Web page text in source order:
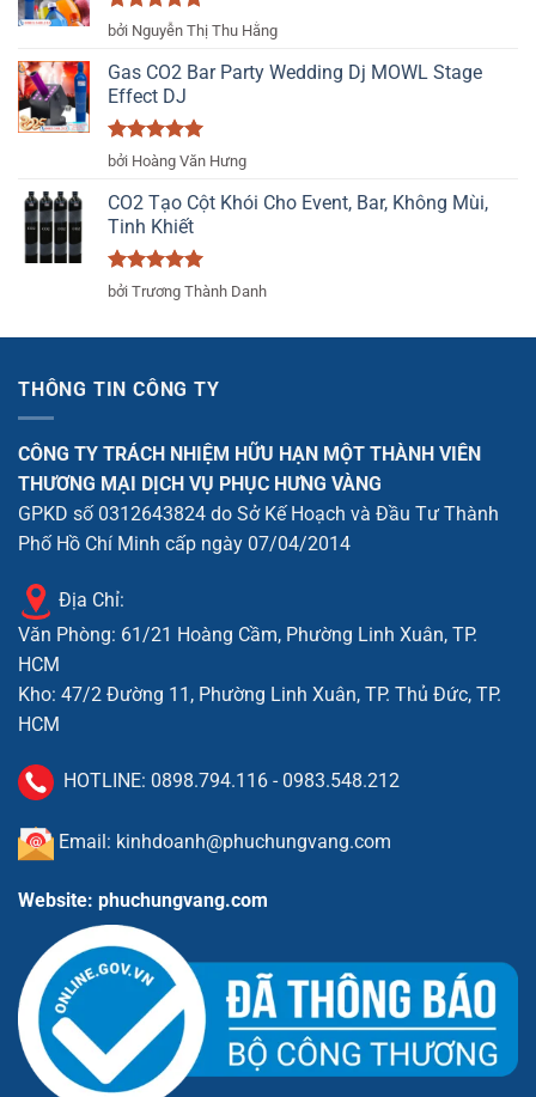
Được xếp
hạng 5
sao
bởi Nguyễn Thị Thu Hằng
Gas CO2 Bar Party Wedding Dj MOWL Stage
Effect DJ
Được xếp
5
sao
bởi Hoàng Văn Hưng
CO2 Tạo Cột Khói Cho Event, Bar, Không Mùi,
Tinh Khiết
Được xếp
5
bởi Trương Thành Danh
THÔNG TIN CÔNG TY
CÔNG TY TRÁCH NHIỆM HỮU HẠN MỘT THÀNH VIÊN
THƯƠNG MẠI DỊCH VỤ PHỤC HƯNG VÀNG
GPKD số 0312643824 do Sở Kế Hoạch và Đầu Tư Thành
Phố Hồ Chí Minh cấp ngày 07/04/2014
Địa Chỉ:
Văn Phòng: 61/21 Hoàng Cầm, Phường Linh Xuân, TP.
HCM
Kho: 47/2 Đường 11, Phường Linh Xuân, TP. Thủ Đức, TP.
HCM
HOTLINE: 0898.794.116 - 0983.548.212
Email: kinhdoanh@phuchungvang.com
Website: phuchungvang.com